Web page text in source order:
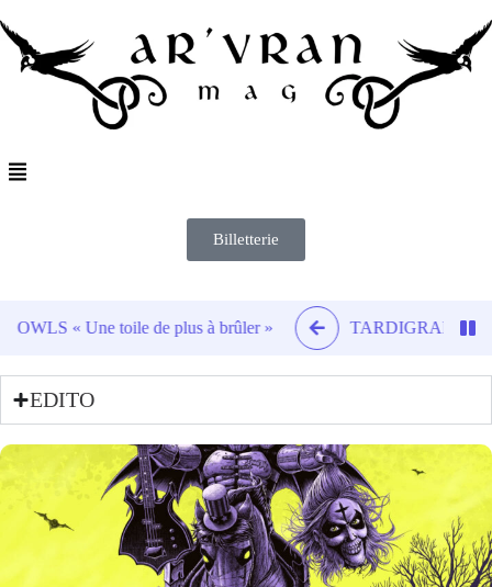
Billetterie
de plus à brûler » TARDIGRADE INFERNO « Hush
EDITO